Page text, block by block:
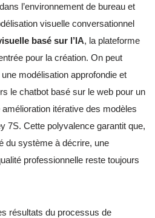
l’environnement de bureau et
visuelle conversationnel
basé sur l’IA, la plateforme
pour la création. On peut
modélisation approfondie et
le chatbot basé sur le web pour un
itérative des modèles
7S. Cette polyvalence garantit que,
du système à décrire, une
professionnelle reste toujours
résultats du processus de